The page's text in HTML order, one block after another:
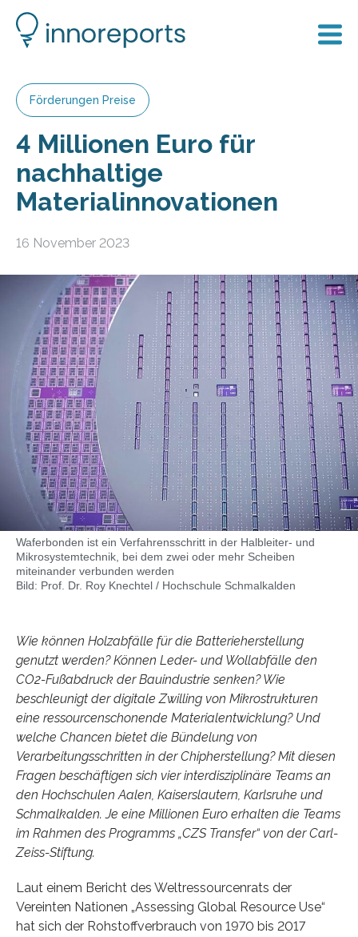
Förderungen Preise
4 Millionen Euro für
nachhaltige
Materialinnovationen
16 November 2023
Waferbonden ist ein Verfahrensschritt in der Halbleiter- und
Mikrosystemtechnik, bei dem zwei oder mehr Scheiben
miteinander verbunden werden
Bild: Prof. Dr. Roy Knechtel / Hochschule Schmalkalden
Wie können Holzabfälle für die Batterieherstellung
genutzt werden? Können Leder- und Wollabfälle den
CO2-Fußabdruck der Bauindustrie senken? Wie
beschleunigt der digitale Zwilling von Mikrostrukturen
eine ressourcenschonende Materialentwicklung? Und
welche Chancen bietet die Bündelung von
Verarbeitungsschritten in der Chipherstellung? Mit diesen
Fragen beschäftigen sich vier interdisziplinäre Teams an
den Hochschulen Aalen, Kaiserslautern, Karlsruhe und
Schmalkalden. Je eine Millionen Euro erhalten die Teams
im Rahmen des Programms „CZS Transfer“ von der Carl-
Zeiss-Stiftung.
Laut einem Bericht des Weltressourcenrats der
Vereinten Nationen „Assessing Global Resource Use“
hat sich der Rohstoffverbrauch von 1970 bis 2017